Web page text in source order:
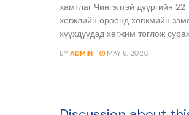
хамтлаг Чингэлтэй дүүргийн
хөгжлийн өрөөнд хөгжмийн
хүүхдүүдэд хөгжим тоглож
BY ADMIN MAY 8, 2026